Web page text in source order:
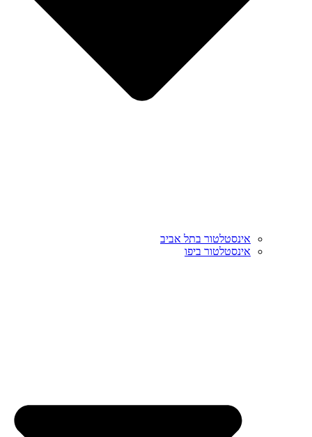
אינסטלטור בתל אביב
אינסטלטור ביפו